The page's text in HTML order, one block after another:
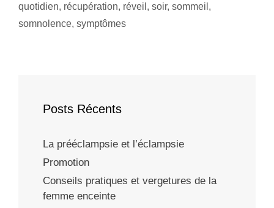
quotidien, récupération, réveil , soir, sommeil ,
somnolence, symptômes
Posts Récents
La prééclampsie et l’éclampsie
Promotion
Conseils pratiques et vergetures de la
femme enceinte